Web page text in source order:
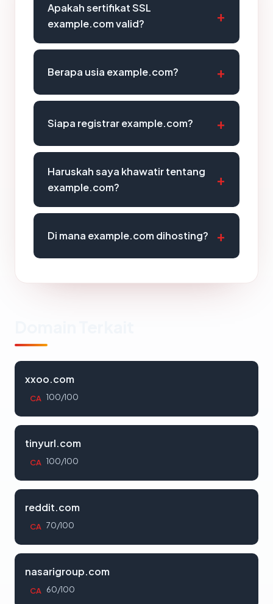
Apakah sertifikat SSL
example.com valid?
Berapa usia example.com?
Siapa registrar example.com?
Haruskah saya khawatir tentang
example.com?
Di mana example.com dihosting?
xxoo.com
CA 100/100
tinyurl.com
CA 100/100
reddit.com
CA 70/100
nasarigroup.com
CA 60/100